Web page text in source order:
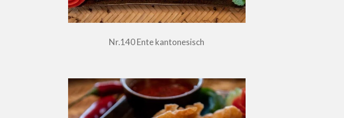
Nr.140 Ente kantonesisch